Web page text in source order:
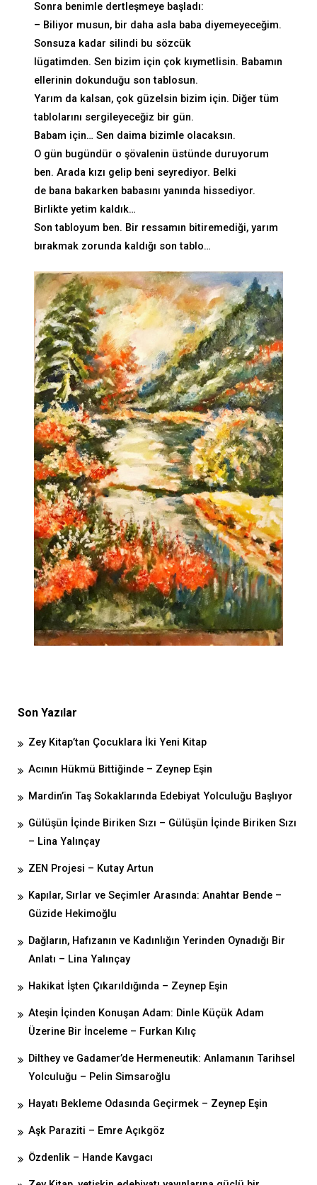
Sonra benimle dertleşmeye başladı:
– Biliyor musun, bir daha asla baba diyemeyeceğim.
Sonsuza kadar silindi bu sözcük
lügatimden. Sen bizim için çok kıymetlisin. Babamın
ellerinin dokunduğu son tablosun.
Yarım da kalsan, çok güzelsin bizim için. Diğer tüm
tablolarını sergileyeceğiz bir gün.
Babam için… Sen daima bizimle olacaksın.
O gün bugündür o şövalenin üstünde duruyorum
ben. Arada kızı gelip beni seyrediyor. Belki
de bana bakarken babasını yanında hissediyor.
Birlikte yetim kaldık…
Son tabloyum ben. Bir ressamın bitiremediği, yarım
bırakmak zorunda kaldığı son tablo…
Son Yazılar
Zey Kitap’tan Çocuklara İki Yeni Kitap
Acının Hükmü Bittiğinde – Zeynep Eşin
Mardin’in Taş Sokaklarında Edebiyat Yolculuğu Başlıyor
Gülüşün İçinde Biriken Sızı – Gülüşün İçinde Biriken Sızı
– Lina Yalınçay
ZEN Projesi – Kutay Artun
Kapılar, Sırlar ve Seçimler Arasında: Anahtar Bende –
Güzide Hekimoğlu
Dağların, Hafızanın ve Kadınlığın Yerinden Oynadığı Bir
Anlatı – Lina Yalınçay
Hakikat İşten Çıkarıldığında – Zeynep Eşin
Ateşin İçinden Konuşan Adam: Dinle Küçük Adam
Üzerine Bir İnceleme – Furkan Kılıç
Dilthey ve Gadamer’de Hermeneutik: Anlamanın Tarihsel
Yolculuğu – Pelin Simsaroğlu
Hayatı Bekleme Odasında Geçirmek – Zeynep Eşin
Aşk Paraziti – Emre Açıkgöz
Özdenlik – Hande Kavgacı